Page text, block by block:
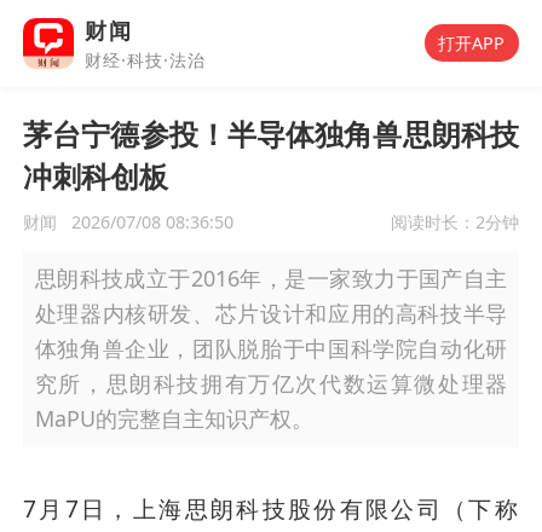
财闻
财经·科技·法治
打开APP
茅台宁德参投！半导体独角兽思朗科技
冲刺科创板
财闻 2026/07/08 08:36:50 阅读时长： 2分钟
思朗科技成立于2016年，是一家致力于国产自主
处理器内核研发、芯片设计和应用的高科技半导
体独角兽企业，团队脱胎于中国科学院自动化研
究所，思朗科技拥有万亿次代数运算微处理器
MaPU的完整自主知识产权。
7月7日，上海思朗科技股份有限公司（下称